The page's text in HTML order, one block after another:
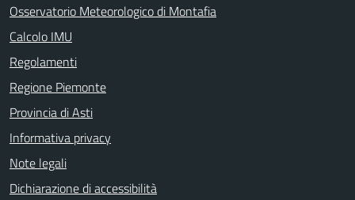
Osservatorio Meteorologico di Montafia
Calcolo IMU
Regolamenti
Regione Piemonte
Provincia di Asti
Informativa privacy
Note legali
Dichiarazione di accessibilità